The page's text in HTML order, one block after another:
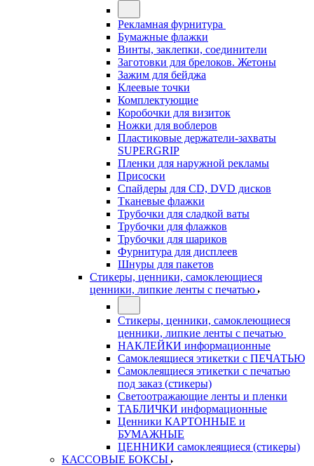
Рекламная фурнитура
Бумажные флажки
Винты, заклепки, соединители
Заготовки для брелоков. Жетоны
Зажим для бейджа
Клеевые точки
Комплектующие
Коробочки для визиток
Ножки для воблеров
Пластиковые держатели-захваты
SUPERGRIP
Пленки для наружной рекламы
Присоски
Спайдеры для CD, DVD дисков
Тканевые флажки
Трубочки для сладкой ваты
Трубочки для флажков
Трубочки для шариков
Фурнитура для дисплеев
Шнуры для пакетов
Стикеры, ценники, самоклеющиеся
ценники, липкие ленты с печатью
Стикеры, ценники, самоклеющиеся
ценники, липкие ленты с печатью
НАКЛЕЙКИ информационные
Самоклеящиеся этикетки с ПЕЧАТЬЮ
Самоклеящиеся этикетки с печатью
под заказ (стикеры)
Светоотражающие ленты и пленки
ТАБЛИЧКИ информационные
Ценники КАРТОННЫЕ и
БУМАЖНЫЕ
ЦЕННИКИ самоклеящиеся (стикеры)
КАССОВЫЕ БОКСЫ